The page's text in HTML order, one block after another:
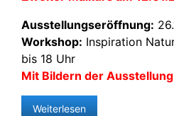
Ausstellungseröffnung:
Workshop: Inspiration
bis 18 Uhr
Mit Bildern der Ausstellung
Weiterlesen